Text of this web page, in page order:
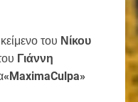
του Νίκου
Γιάννη
«MaximaCulpa»